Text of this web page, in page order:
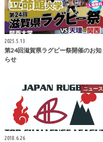
2025.5.13
第24回滋賀県ラグビー祭開催のお知
らせ
ニュース
2018.6.26